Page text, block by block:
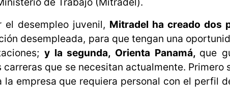
el desempleo juvenil, Mitradel ha creado dos
desempleada, para que tengan una
y la segunda, Orienta Panamá, que
que se necesitan actualmente. Primero
empresa que requiera personal con el perfil